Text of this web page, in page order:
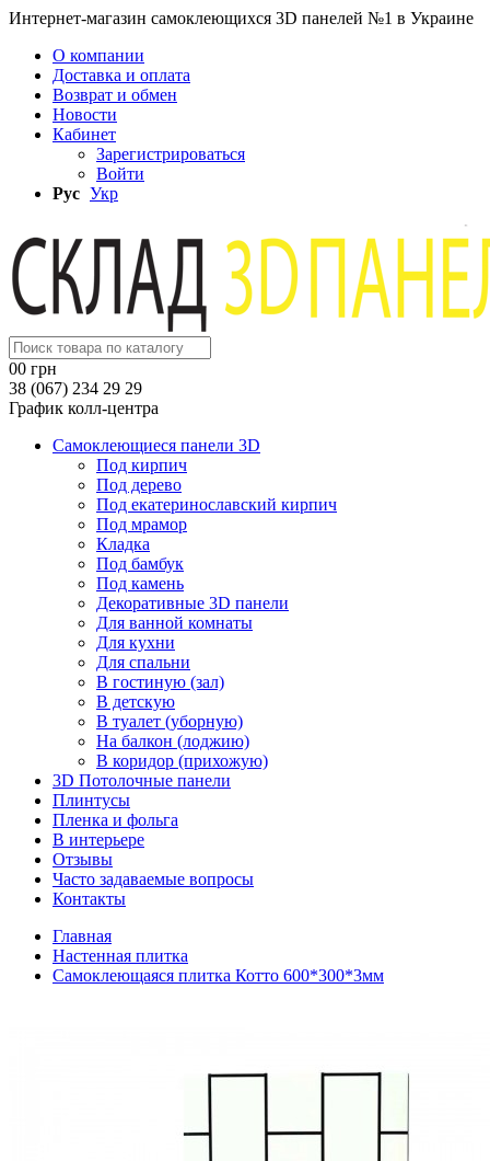
Интернет-магазин самоклеющихся 3D панелей №1 в Украине
О компании
Доставка и оплата
Возврат и обмен
Новости
Кабинет
Зарегистрироваться
Войти
Рус Укр
00 грн
38 (067) 234 29 29
График колл-центра
Самоклеющиеся панели 3D
Под кирпич
Под дерево
Под екатеринославский кирпич
Под мрамор
Кладка
Под бамбук
Под камень
Декоративные 3D панели
Для ванной комнаты
Для кухни
Для спальни
В гостиную (зал)
В детскую
В туалет (уборную)
На балкон (лоджию)
В коридор (прихожую)
3D Потолочные панели
Плинтусы
Пленка и фольга
В интерьере
Отзывы
Часто задаваемые вопросы
Контакты
Главная
Настенная плитка
Самоклеющаяся плитка Котто 600*300*3мм